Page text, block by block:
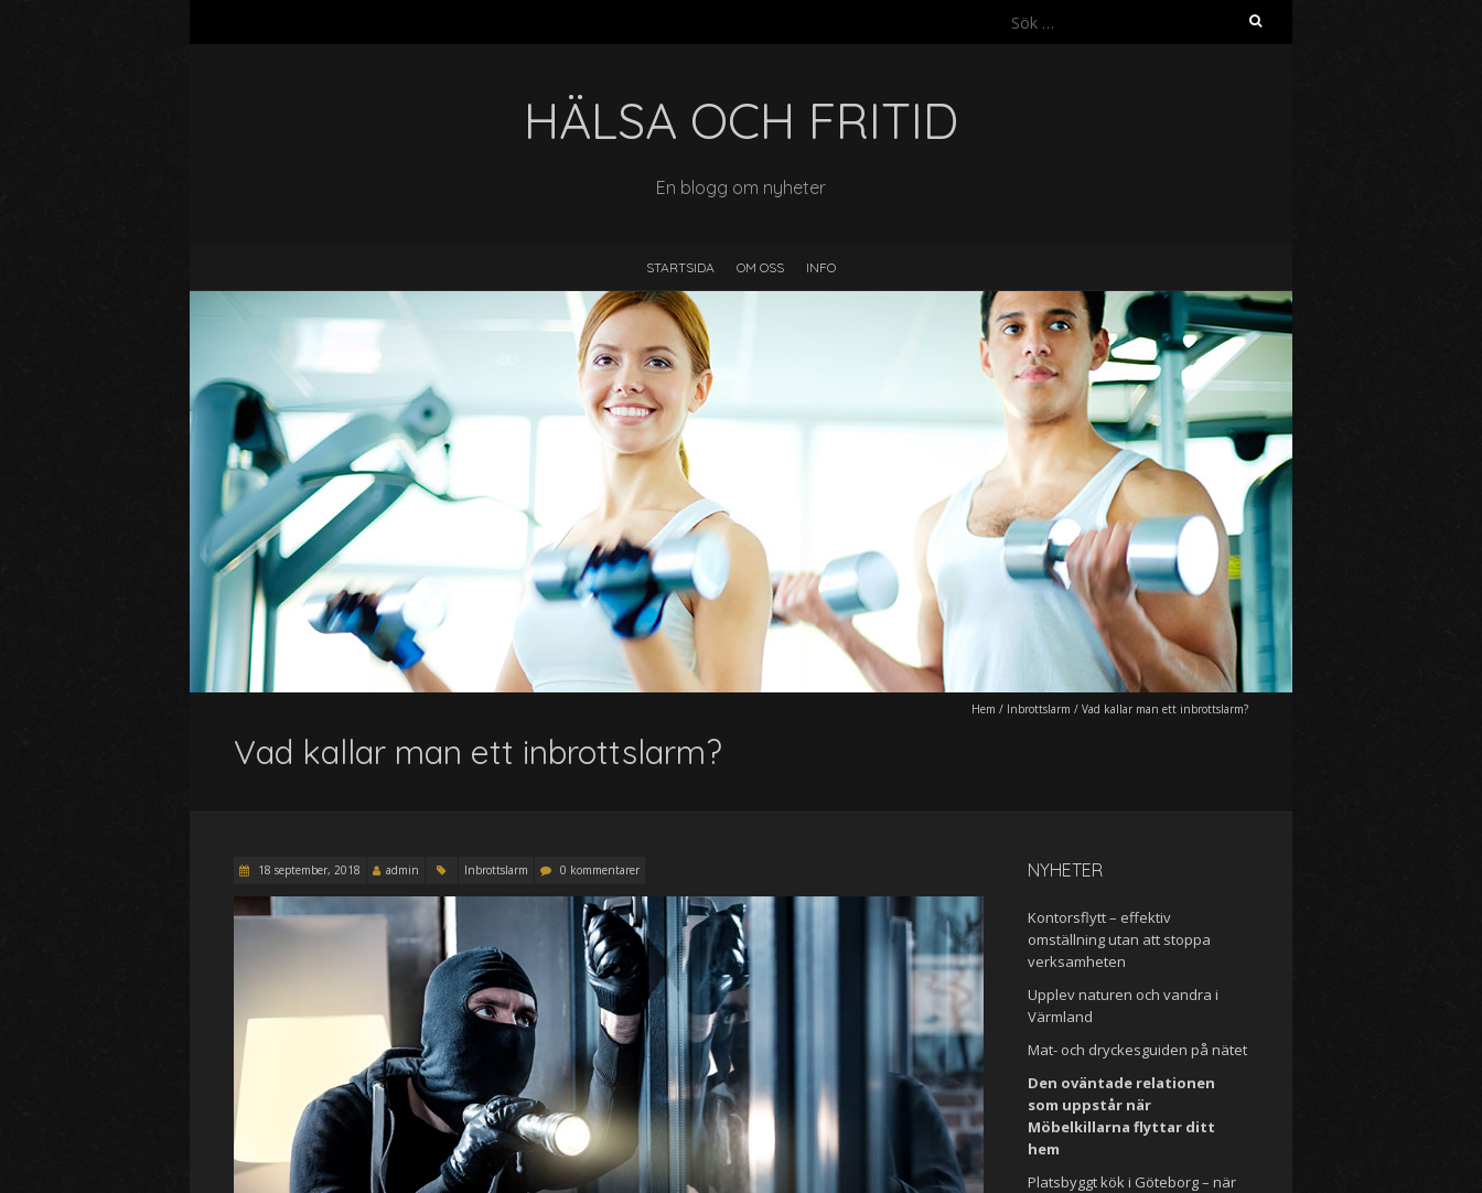
Sök
HÄLSA OCH FRITID
En blogg om nyheter
STARTSIDA OM OSS INFO
Hem / Inbrottslarm / Vad kallar man ett inbrottslarm?
Vad kallar man ett inbrottslarm?
18 september, 2018 admin Inbrottslarm 0 kommentarer NYHETER
Kontorsflytt – effektiv
omställning utan att stoppa
verksamheten
Upplev naturen och vandra i
Värmland
Mat- och dryckesguiden på nätet
Den oväntade relationen
som uppstår när
Möbelkillarna flyttar ditt
hem
Platsbyggt kök i Göteborg – när